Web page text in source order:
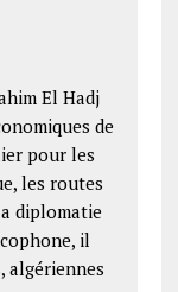
El Hadj
de
pour les
les routes
diplomatie
il
algériennes